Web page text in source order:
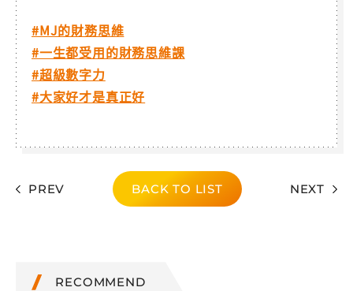
#MJ的財務思維
#一生都受用的財務思維課
#超級數字力
#大家好才是真正好
PREV BACK TO LIST NEXT
RECOMMEND